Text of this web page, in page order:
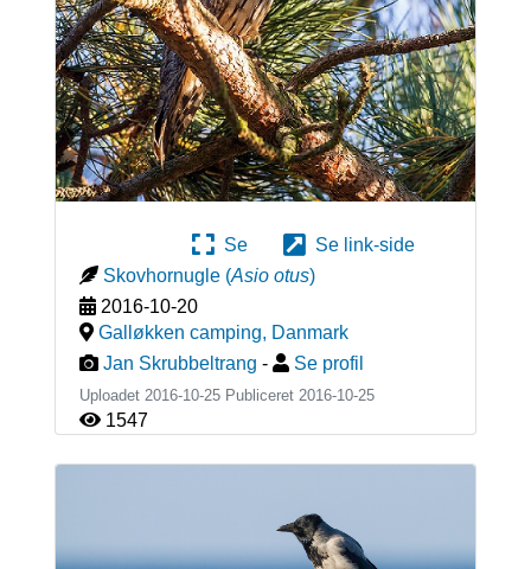
Se
Se link-side
Skovhornugle (Asio otus)
2016-10-20
Galløkken camping, Danmark
Jan Skrubbeltrang - Se profil
Uploadet 2016-10-25 Publiceret 2016-10-25
1547